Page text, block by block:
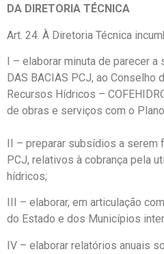
DA DIRETORIA TÉCNICA
Art. 24. À Diretoria Técnica
I – elaborar minuta de parecer a
DAS BACIAS PCJ, ao Conselho
Recursos Hídricos –
de obras e serviços com o
II – preparar subsídios a serem
PCJ, relativos à cobrança pela
hídricos;
III – elaborar, em articulação
do Estado e dos Municípios
IV – elaborar relatórios anuais